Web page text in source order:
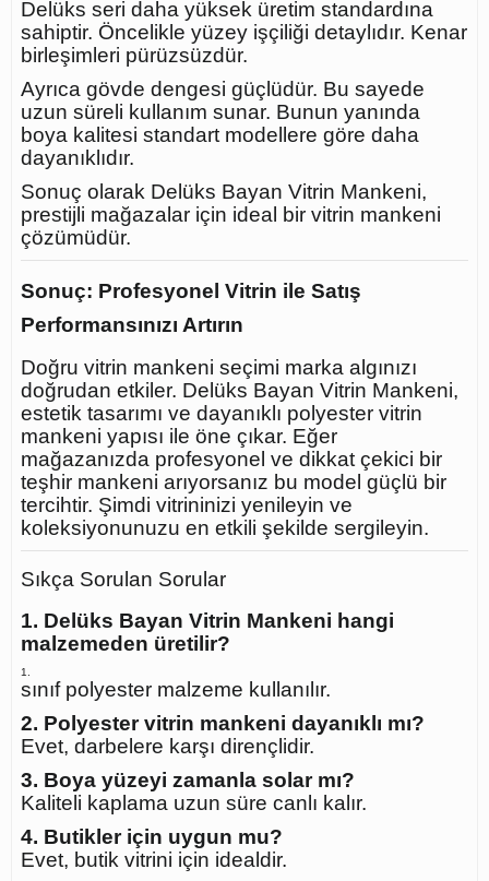
Delüks seri daha yüksek üretim standardına
sahiptir. Öncelikle yüzey işçiliği detaylıdır. Kenar
birleşimleri pürüzsüzdür.
Ayrıca gövde dengesi güçlüdür. Bu sayede
uzun süreli kullanım sunar. Bunun yanında
boya kalitesi standart modellere göre daha
dayanıklıdır.
Sonuç olarak Delüks Bayan Vitrin Mankeni,
prestijli mağazalar için ideal bir vitrin mankeni
çözümüdür.
Sonuç: Profesyonel Vitrin ile Satış
Performansınızı Artırın
Doğru vitrin mankeni seçimi marka algınızı
doğrudan etkiler. Delüks Bayan Vitrin Mankeni,
estetik tasarımı ve dayanıklı polyester vitrin
mankeni yapısı ile öne çıkar. Eğer
mağazanızda profesyonel ve dikkat çekici bir
teşhir mankeni arıyorsanız bu model güçlü bir
tercihtir. Şimdi vitrininizi yenileyin ve
koleksiyonunuzu en etkili şekilde sergileyin.
Sıkça Sorulan Sorular
1. Delüks Bayan Vitrin Mankeni hangi
malzemeden üretilir?
sınıf polyester malzeme kullanılır.
2. Polyester vitrin mankeni dayanıklı mı?
Evet, darbelere karşı dirençlidir.
3. Boya yüzeyi zamanla solar mı?
Kaliteli kaplama uzun süre canlı kalır.
4. Butikler için uygun mu?
Evet, butik vitrini için idealdir.